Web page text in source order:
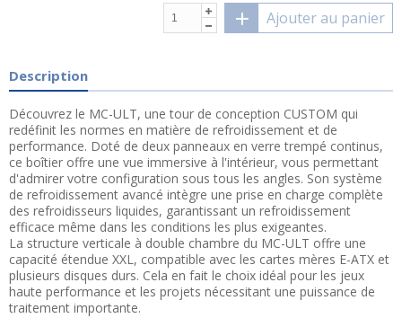
Ajouter au panier
Description
Découvrez le MC-ULT, une tour de conception CUSTOM qui
redéfinit les normes en matière de refroidissement et de
performance. Doté de deux panneaux en verre trempé continus,
ce boîtier offre une vue immersive à l'intérieur, vous permettant
d'admirer votre configuration sous tous les angles. Son système
de refroidissement avancé intègre une prise en charge complète
des refroidisseurs liquides, garantissant un refroidissement
efficace même dans les conditions les plus exigeantes.
La structure verticale à double chambre du MC-ULT offre une
capacité étendue XXL, compatible avec les cartes mères E-ATX et
plusieurs disques durs. Cela en fait le choix idéal pour les jeux
haute performance et les projets nécessitant une puissance de
traitement importante.